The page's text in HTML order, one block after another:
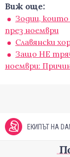
Виж още:
Зодии,
през ноември
Славянски
Защо НЕ
ноември:
ЕКИПЪТ НА